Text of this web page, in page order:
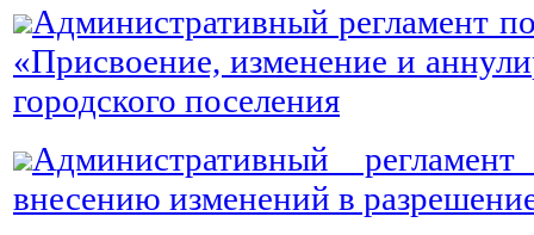
Административный регламент
«Присвоение, изменение и
городского поселения
Административный
внесению изменений в